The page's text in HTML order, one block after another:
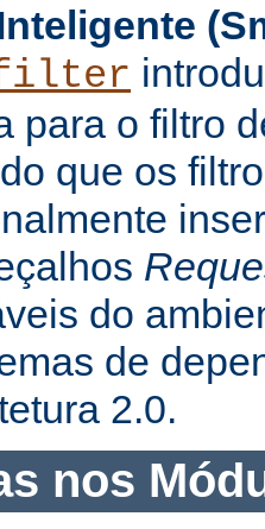
para o filtro
que os
do
de
2.0.
nos